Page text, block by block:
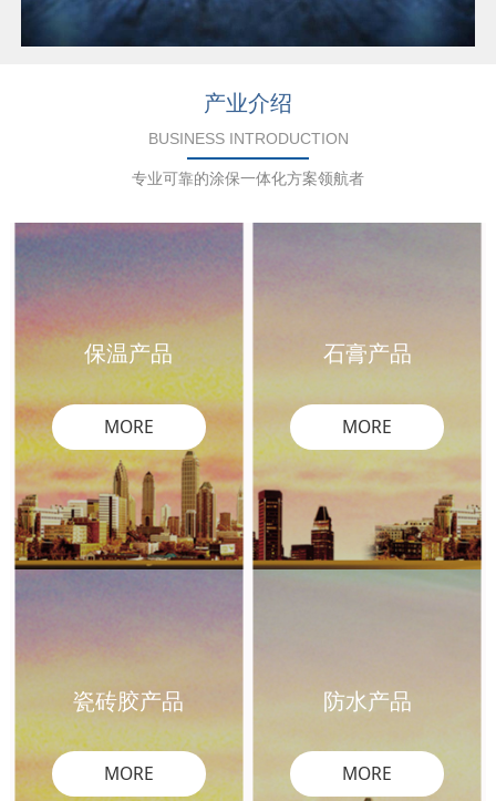
产业介绍
BUSINESS INTRODUCTION
专业可靠的涂保一体化方案领航者
保温产品
MORE
石膏产品
MORE
瓷砖胶产品
MORE
防水产品
MORE